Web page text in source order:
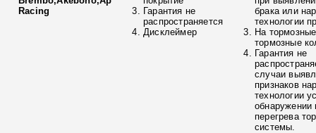
Racing
Гарантия не
распространяется
Дисклеймер
брака или
технологии
На
тормозные
Гарантия не
случаи
признаков
технологии
обнаружении
перегрева
системы.